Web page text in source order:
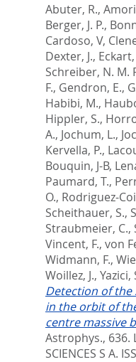
Abuter, R.,
Berger, J. P.,
Cardoso, V,
Dexter, J., Eckart,
Schreiber, N. M.
F., Gendron, E.,
Habibi, M.,
Hippler, S.,
A., Jochum, L.,
Kervella, P.,
Bouquin, J-B,
Paumard, T.,
O., Rodriguez-
Scheithauer, S.,
Straubmeier, C.,
Vincent, F., von
Widmann, F.,
Woillez, J., Yazici,
Detection of the
in the orbit of
centre massive
Astrophys., 636.
SCIENCES S A.